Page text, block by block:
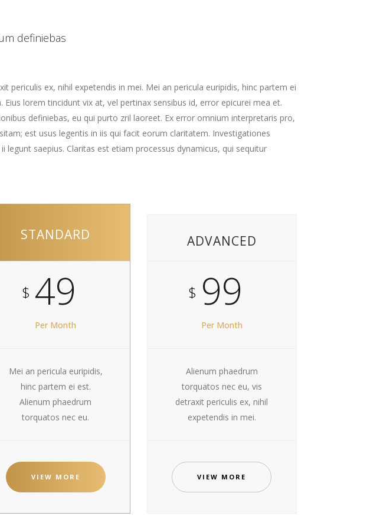
definiebas
periculis ex, nihil expetendis in mei. Mei an pericula euripidis, hinc partem ei
Eius lorem tincidunt vix at, vel pertinax sensibus id, error epicurei mea et.
definiebas, eu qui purto zril laoreet. Ex error omnium interpretaris pro,
est usus legentis in iis qui facit eorum claritatem. Investigationes
legunt saepius. Claritas est etiam processus dynamicus, qui sequitur
STANDARD
$ 49
Per Month
Mei an pericula euripidis,
hinc partem ei est.
Alienum phaedrum
torquatos nec eu.
VIEW MORE
ADVANCED
$ 99
Per Month
Alienum phaedrum
torquatos nec eu, vis
detraxit periculis ex, nihil
expetendis in mei.
VIEW MORE